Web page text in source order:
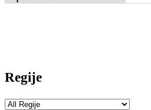
Regije